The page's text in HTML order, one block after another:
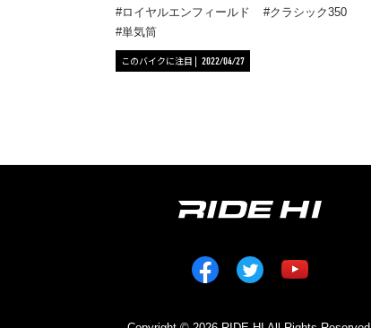
ロイヤルエンフィールド
クラシック350
単気筒
このバイクに注目 2022/04/27